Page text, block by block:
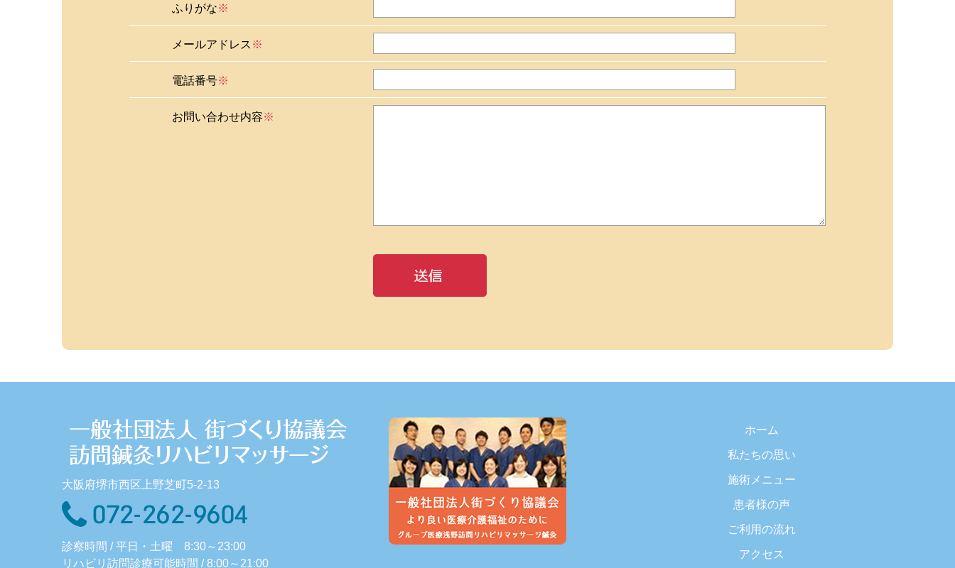
ふりがな※
メールアドレス ※
電話番号※
お問い合わせ内容※
大阪府堺市西区上野芝町5-2-13
診察時間 / 平日・土曜 8:30～23:00
リハビリ訪問診療可能時間 / 8:00～21:00
ホーム
私たちの思い
施術メニュー
患者様の声
ご利用の流れ
アクセス